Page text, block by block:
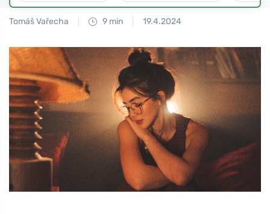
Tomáš Vařecha 9 min 19.4.2024